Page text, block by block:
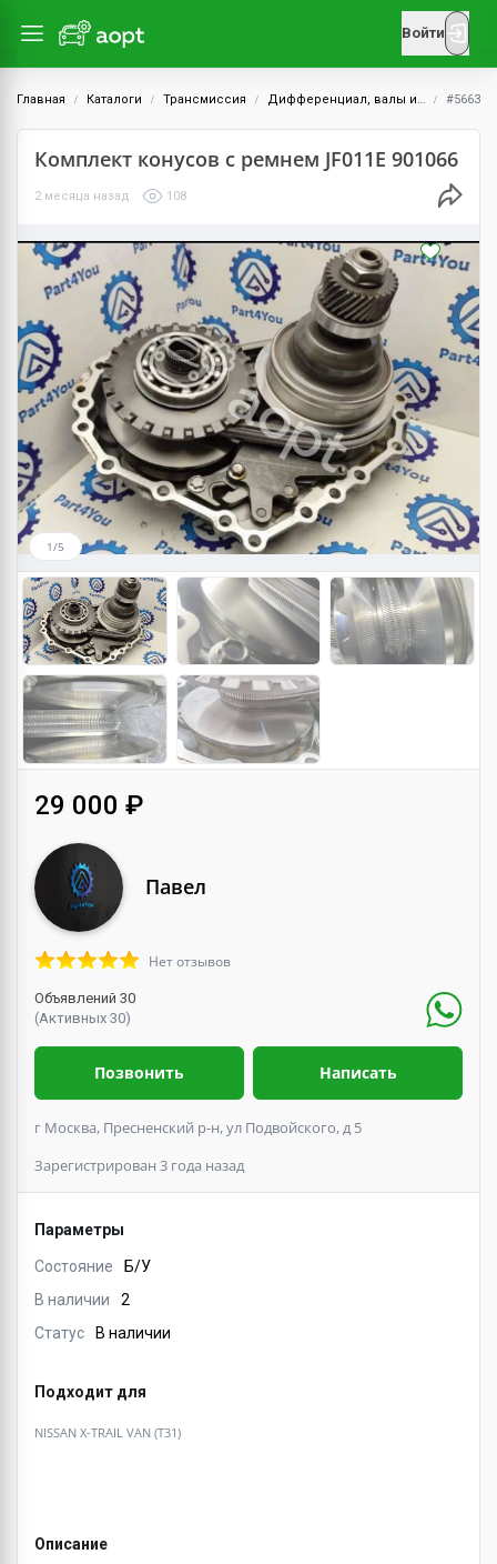
Войти
Главная Каталоги Трансмиссия Дифференциал, валы и шестерни #5663
Комплект конусов с ремнем JF011E 901066
2 месяца назад 108
1/5
29 000 ₽
Павел
Нет отзывов
Объявлений 30
(Активных 30)
Позвонить Написать
г Москва, Пресненский р-н, ул Подвойского, д 5
Зарегистрирован 3 года назад
Параметры
Состояние
Б/У
В наличии
2
Статус
В наличии
Подходит для
NISSAN X-TRAIL VAN (T31)
Описание